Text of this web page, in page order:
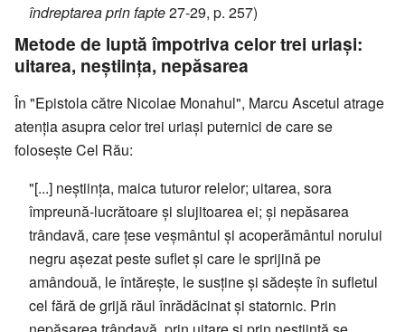
îndreptarea prin fapte27-29, p. 257)
Metode de luptă împotriva celor trei uriași:
uitarea, neștiința, nepăsarea
În "Epistola către Nicolae Monahul", Marcu Ascetul atrage
atenția asupra celor trei uriași puternici de care se
folosește Cel Rău:
"[...] neștiința, maica tuturor relelor; uitarea, sora
împreună-lucrătoare și slujitoarea ei; și nepăsarea
trândavă, care țese veșmântul și acoperământul norului
negru așezat peste suflet și care le sprijină pe
amândouă, le întărește, le susține și sădește în sufletul
cel fără de grijă răul înrădăcinat și statornic. Prin